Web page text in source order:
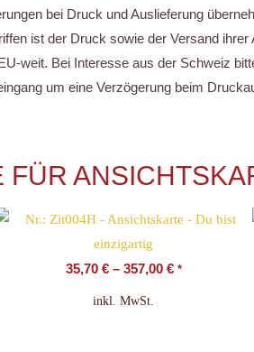
bei Druck und Auslieferung
ist der Druck sowie der Versand
weit. Bei Interesse aus der Schweiz
um eine Verzögerung beim
35,70 €– 357,00 € *
inkl. MwSt.